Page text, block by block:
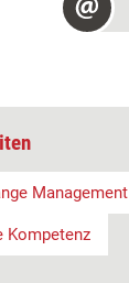
Management
Kompetenz